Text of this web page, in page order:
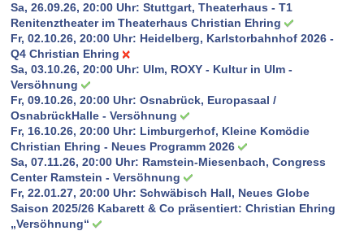
Sa, 26.09.26, 20:00 Uhr: Stuttgart, Theaterhaus - T1
Renitenztheater im Theaterhaus Christian Ehring
Fr, 02.10.26, 20:00 Uhr: Heidelberg, Karlstorbahnhof 2026 -
Q4 Christian Ehring
Sa, 03.10.26, 20:00 Uhr: Ulm, ROXY - Kultur in Ulm -
Versöhnung
Fr, 09.10.26, 20:00 Uhr: Osnabrück, Europasaal /
OsnabrückHalle - Versöhnung
Fr, 16.10.26, 20:00 Uhr: Limburgerhof, Kleine Komödie
Christian Ehring - Neues Programm 2026
Sa, 07.11.26, 20:00 Uhr: Ramstein-Miesenbach, Congress
Center Ramstein - Versöhnung
Fr, 22.01.27, 20:00 Uhr: Schwäbisch Hall, Neues Globe
Saison 2025/26 Kabarett & Co präsentiert: Christian Ehring
„Versöhnung“